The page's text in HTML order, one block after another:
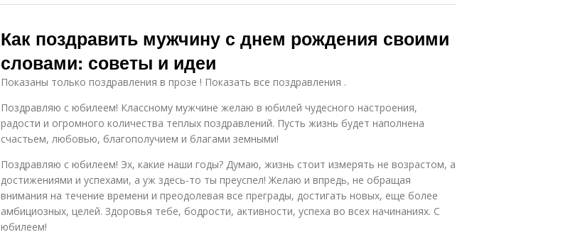
Как поздравить мужчину с днем рождения своими
словами: советы и идеи
Показаны только поздравления в прозе ! Показать все поздравления .
Поздравляю с юбилеем! Классному мужчине желаю в юбилей чудесного настроения,
радости и огромного количества теплых поздравлений. Пусть жизнь будет наполнена
счастьем, любовью, благополучием и благами земными!
Поздравляю с юбилеем! Эх, какие наши годы? Думаю, жизнь стоит измерять не возрастом, а
достижениями и успехами, а уж здесь-то ты преуспел! Желаю и впредь, не обращая
внимания на течение времени и преодолевая все преграды, достигать новых, еще более
амбициозных, целей. Здоровья тебе, бодрости, активности, успеха во всех начинаниях. С
юбилеем!